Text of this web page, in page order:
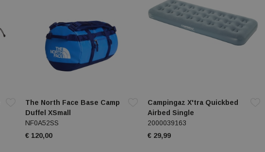
The North Face Base Camp
Duffel XSmall
NF0A52SS
€ 120,00
Campingaz X'tra Quickbed
Airbed Single
2000039163
€ 29,99